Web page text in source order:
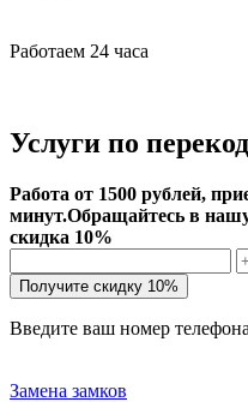
Работаем 24 часа
Услуги по
Работа от 1500 рублей,
минут.Обращайтесь в
скидка 10%
Получите скидку 10%
Введите ваш номер телефона
Замена замков